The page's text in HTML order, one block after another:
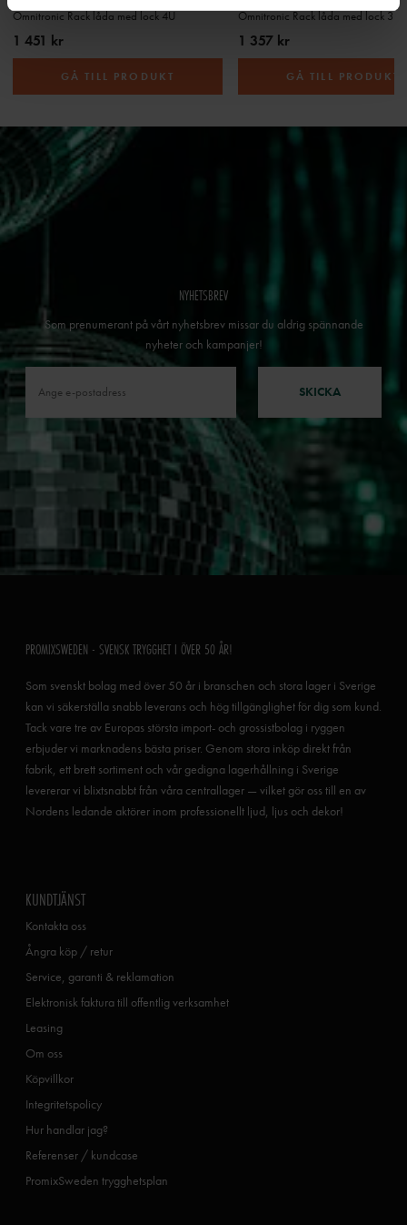
Omnitronic Rack låda med lock 4U
1 451 kr
GÅ TILL PRODUKT
Omnitronic Rack låda med lock 3U
1 357 kr
GÅ TILL PRODUKT
NYHETSBREV
Som prenumerant på vårt nyhetsbrev missar du aldrig spännande
nyheter och kampanjer!
SKICKA
PROMIXSWEDEN - SVENSK TRYGGHET I ÖVER 50 ÅR!
Som svenskt bolag med över 50 år i branschen och stora lager i Sverige
kan vi säkerställa snabb leverans och hög tillgänglighet för dig som kund.
Tack vare tre av Europas största import- och grossistbolag i ryggen
erbjuder vi marknadens bästa priser. Genom stora inköp direkt från
fabrik, ett brett sortiment och vår gedigna lagerhållning i Sverige
levererar vi blixtsnabbt från våra centrallager — vilket gör oss till en av
Nordens ledande aktörer inom professionellt ljud, ljus och dekor!
KUNDTJÄNST
Kontakta oss
Ångra köp / retur
Service, garanti & reklamation
Elektronisk faktura till offentlig verksamhet
Leasing
Om oss
Köpvillkor
Integritetspolicy
Hur handlar jag?
Referenser / kundcase
PromixSweden trygghetsplan